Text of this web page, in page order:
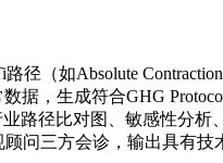
（如Absolute
据，生成符合GHG
业路径比对图、敏感性分
问三方会诊，输出具有